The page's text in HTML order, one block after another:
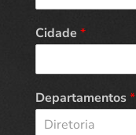
Cidade *
Departamentos*
Diretoria